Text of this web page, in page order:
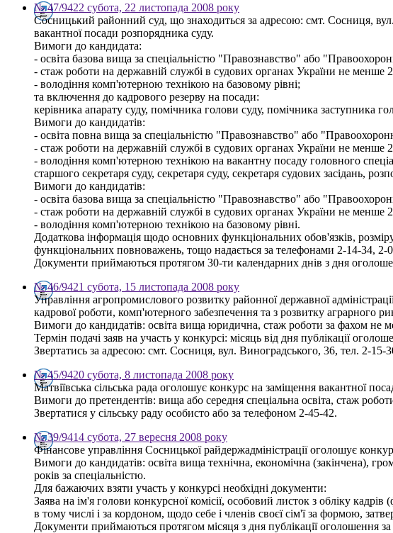
№ 47/9422 субота, 22 листопада 2008 року
Сосницький районний суд, що знаходиться за адресою: смт. Сосниця,
вакантної посади розпорядника суду.
Вимоги до кандидата:
- освіта базова вища за спеціальністю "Правознавство" або
- стаж роботи на державній службі в судових органах України не менше
- володіння комп'ютерною технікою на базовому рівні;
та включення до кадрового резерву на посади:
керівника апарату суду, помічника голови суду, помічника заступника
Вимоги до кандидатів:
- освіта повна вища за спеціальністю "Правознавство" або
- стаж роботи на державній службі в судових органах України не менше
- володіння комп'ютерною технікою на вакантну посаду головного
старшого секретаря суду, секретаря суду, секретаря судових засідань,
Вимоги до кандидатів:
- освіта базова вища за спеціальністю "Правознавство" або
- стаж роботи на державній службі в судових органах України не менше
- володіння комп'ютерною технікою на базовому рівні.
Додаткова інформація щодо основних функціональних обов'язків,
функціональних повноважень, тощо надається за телефонами 2-14-34, 2-
Документи приймаються протягом 30-ти календарних днів з дня
№ 46/9421 субота, 15 листопада 2008 року
Управління агропромислового розвитку районної державної
кадрової роботи, комп'ютерного забезпечення та з розвитку аграрного
Вимоги до кандидатів: освіта вища юридична, стаж роботи за фахом не
Термін подачі заяв на участь у конкурсі: місяць від дня публікації
Звертатись за адресою: смт. Сосниця, вул. Виноградського, 36, тел. 2-15-
№ 45/9420 субота, 8 листопада 2008 року
Матвіївська сільська рада оголошує конкурс на заміщення вакантної
Вимоги до претендентів: вища або середня спеціальна освіта, стаж
Звертатися у сільську раду особисто або за телефоном 2-45-42.
№ 39/9414 субота, 27 вересня 2008 року
Фінансове управління Сосницької райдержадміністрації оголошує
Вимоги до кандидатів: освіта вища технічна, економічна (закінчена),
років за спеціальністю.
Для бажаючих взяти участь у конкурсі необхідні документи:
Заява на ім'я голови конкурсної комісії, особовий листок з обліку
в тому числі і за кордоном, щодо себе і членів своєї сім'ї за формою,
Документи приймаються протягом місяця з дня публікації оголошення